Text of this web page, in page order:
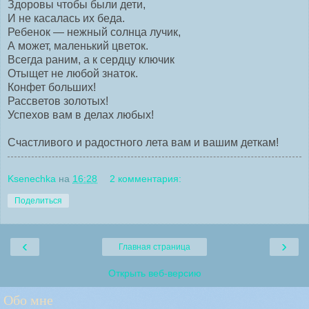
Здоровы чтобы были дети,
И не касалась их беда.
Ребенок — нежный солнца лучик,
А может, маленький цветок.
Всегда раним, а к сердцу ключик
Отыщет не любой знаток.
Конфет больших!
Рассветов золотых!
Успехов вам в делах любых!
Счастливого и радостного лета вам и вашим деткам!
Ksenechka на 16:28 2 комментария:
Поделиться
‹ ›
Главная страница
Открыть веб-версию
Обо мне